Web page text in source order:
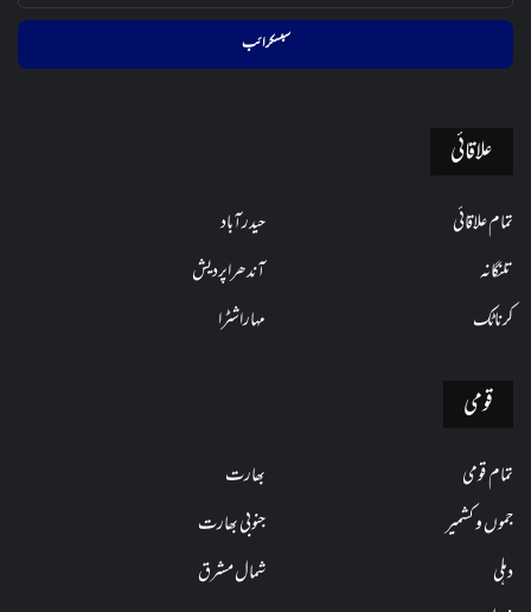
ایڈریس
کریں
علاقائی
تمام علاقائی
حیدرآباد
تلنگانہ
آندھراپردیش
کرناٹک
مہاراشٹرا
قومی
تمام قومی
بھارت
جموں و کشمیر
جنوبی بھارت
دہلی
شمال مشرق